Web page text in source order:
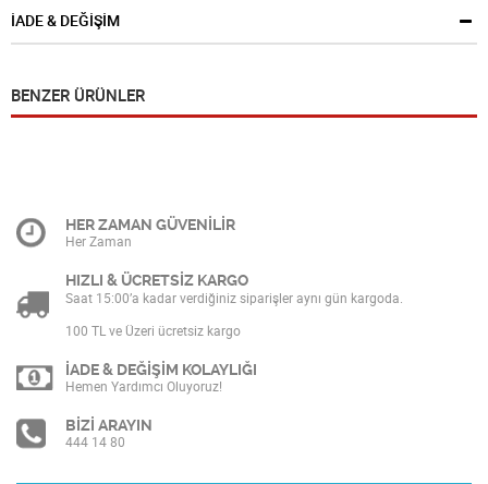
İADE & DEĞİŞİM
BENZER ÜRÜNLER
HER ZAMAN GÜVENİLİR
Her Zaman
HIZLI & ÜCRETSİZ KARGO
Saat 15:00’a kadar verdiğiniz siparişler aynı gün kargoda.
100 TL ve Üzeri ücretsiz kargo
İADE & DEĞİŞİM KOLAYLIĞI
Hemen Yardımcı Oluyoruz!
BİZİ ARAYIN
444 14 80